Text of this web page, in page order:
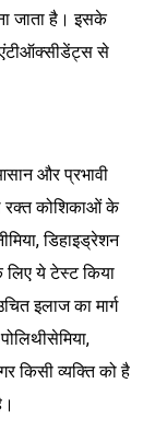
जाता है। इसके
से
और प्रभावी
रक्त कोशिकाओं के
डिहाइड्रेशन
लिए ये टेस्ट किया
इलाज का मार्ग
किसी व्यक्ति को है